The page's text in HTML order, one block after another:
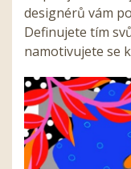
designérů vám
Definujete tím
namotivujete se